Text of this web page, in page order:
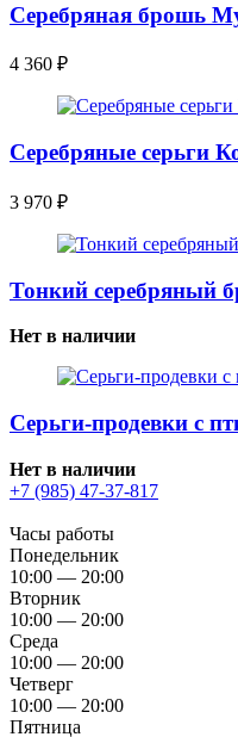
Серебряная брошь
4 360 ₽
Серебряные серьги
3 970 ₽
Тонкий серебряный
Нет в наличии
Cерьги-продевки с
Нет в наличии
+7 (985) 47-37-817
Часы работы
Понедельник
10:00 — 20:00
Вторник
10:00 — 20:00
Среда
10:00 — 20:00
Четверг
10:00 — 20:00
Пятница